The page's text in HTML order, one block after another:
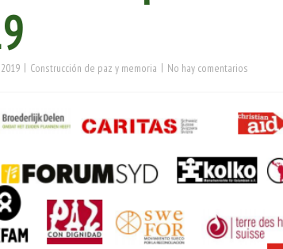
| Construcción de paz y memoria | No hay comentarios